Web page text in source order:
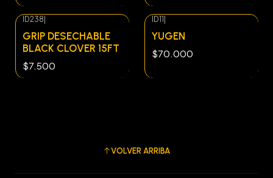
ID238|
GRIP DESECHABLE
BLACK CLOVER 15FT
$7.500
ID11|
YUGEN
$70.000
VOLVER ARRIBA